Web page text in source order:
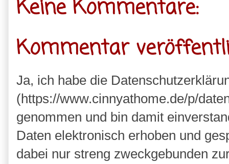
Keine Kommentare:
Kommentar
Ja, ich habe die
(https://www.cinnyathome.de/p/
genommen und bin damit
Daten elektronisch erhoben und
dabei nur streng zweckgebunden